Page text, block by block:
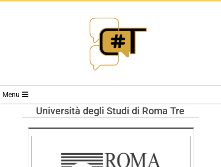
RIVISTA
TRENDS
Menu
Università degli Studi di Roma Tre